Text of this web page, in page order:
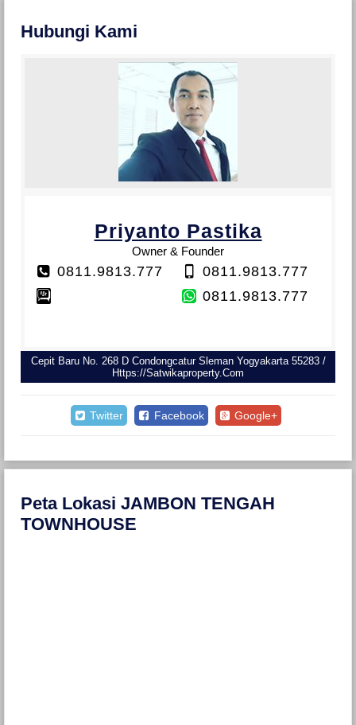
Hubungi Kami
Priyanto Pastika
Owner & Founder
0811.9813.777
0811.9813.777
0811.9813.777
Cepit Baru No. 268 D Condongcatur Sleman Yogyakarta 55283 /
Https://satwikaproperty.com
Twitter Facebook Google+
Peta Lokasi JAMBON TENGAH
TOWNHOUSE